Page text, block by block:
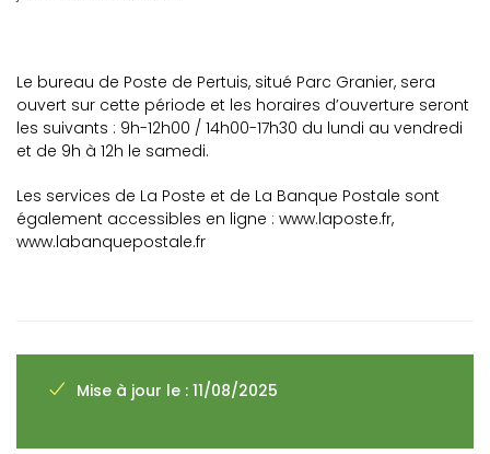
Le bureau de Poste de Pertuis, situé Parc Granier, sera
ouvert sur cette période et les horaires d’ouverture seront
les suivants : 9h-12h00 / 14h00-17h30 du lundi au vendredi
et de 9h à 12h le samedi.
Les services de La Poste et de La Banque Postale sont
également accessibles en ligne : www.laposte.fr,
www.labanquepostale.fr
Mise à jour le : 11/08/2025